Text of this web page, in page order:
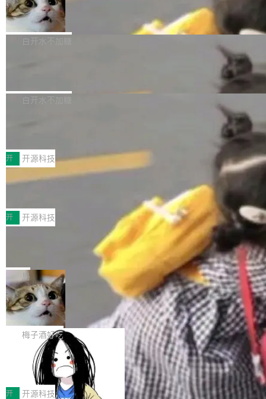
ceXAI的资金消耗速度尤为引人瞩目。然而，支
撑庞大支出的资金来源却呈现出截然不同的面
貌。数据显示，微软和 Meta 主要依托充沛的经
你可以用 curl -fsSL https://dev.meta.ai/install.
sh | bash 安装一个能在大项目里自动规划、写
代码、验证结果的 AI 终端工具。 据介绍，Muse
个主 agent 循环，外加一组后台 agent。这些后
美团开源 LoHoSearch，用知识图谱校
准 AI 能力认知
机器出题的前提，是让机器拥有全局视野。整个
构建流程可以分为四个环节：建图 → 控制难度
白开水不加糖
库，并将作为transport接入Mooncake TENT。
MPComm将作为一种传输引擎接入Mooncake T
ENT，实现零拷贝传输性能提升30%、非零拷贝
传输性能最高提升5倍。UCL-MPComm底层基
于自研UCL-Engine通信引擎，后续腾讯网平将
持续开源更多基于UCL-Engine的高性能通信组
件。 腾讯网平团队在UCL-MPComm中实现了一
个独立于业务线程的全局通信引擎（Engine），
白开水不加糖
型案例入选名单》，深信服“面向企业研发场景的
开源 AI 编程平台 CoStrict 应用”凭借卓越的技术
创新与落地成效成功入选。 全链路私有化部署，
助力企业AI研发安全落地 当前，越来越多企业已
经开始引入 AI Coding 工具，通过调用公有云模
型或企业内部部署模型提升研发效率。但随着 AI
Coding 从个人辅助工具逐步走向团队级、组织
级应用，企业在规模化落地过程中，对安全性、
可控性和代码质量提出了更高要求。 首先是数据
安全与合规要求。对于大多数普通研发场景，公
有云模型能够满足快速试用和效率提升的需求。
但对于金融、能源、医疗等对数据安全要求较...
开 开源科技
深信服AI算力网关入选工信部人工智能
前不久，工业和信息化部正式发布《2025年人工
智能应用典型案例名单》，集中展示人工智能在
各领域的应用成果，覆盖技术底座、行业赋能、
产品应用、支撑保障、专题等五大方向。深信服
AI算力网关（AI创新平台）成功入选！ 随着各行
各业的Agent走向规模化建设，算力构成形态逐
渐丰富，用户关注的重点也在发生变化：不只是
让AI用起来，还要进一步看清混合算力时代下，
Token花在哪里、算力是否被充分利用，以及持
续增长的AI成本该如何优化。 深信服AI算力网关
正是围绕这些实际问题，从Token治理和成本治
理两个方面，让用户的每一份算力都看得清、管
得住、用得稳、省得下、更安全！ 一、从现在开
始，Token使用一目...
开 开源科技
Jeff Dean 离开 Google：一个时代的结
束，一个实验室的开始
Google 员工编号 20。MapReduce 作者之一。
Bigtable 作者之一。TensorFlow 的作者之一。
Gemini 的架构师。Google 首席科学家。 Jeff D
ean 在 Google 工作了 27 年后，宣布离职。 他
不是一个人走。一同离开的还有 Sanjay Ghema
wat（Google 员工编号 23，Jeff Dean 二十多
年的编程搭档，MapReduce 和 Bigtable 的共同
作者）、Quoc Le（Google 大脑核心成员，Se
q2Seq 和 DocAI 的共同发明人）以及 Oriol Vin
yals（Gemini 联合负责人，AlphaSta...
局
🔥 SolonCode v2026.8.4 发布：界面
字体可调、22 种语言、记忆搜索增强
打开终端就能上岗的全中文编码智能体，这一轮
把「看得清、用母语、记得住」三件事一次补
齐。 SolonCode 是什么 SolonCode 是杭州无
耳科技研发的企业级终端编码智能体——一位全
中文驱动的数字员工，自主理解需求、规划步
骤、编写代码。不挑模型、不挑平台，curl 一行
梅子酒好吃
让“代码语义理解”深度释放AI Coding
价值潜能：华为云码道（CodeArts）
代码仓技术解析
一、代码仓深度理解技术的作用与价值 在软件工
程实践中，代码仓是企业核心知识资产的主要载
开 开源科技